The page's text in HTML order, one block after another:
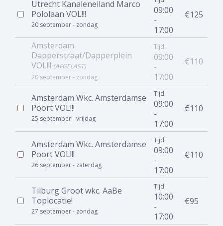
Utrecht Kanaleneiland Marco
Pololaan VOL!!!
20 september - zondag
09:00
-
17:00
€125
Amsterdam
Dapperstraat/Dapperplein
VOL!!! (AFGELAST)
20 september - zondag
Tijd:
09:00
-
17:00
€110
Amsterdam Wkc. Amsterdamse
Poort VOL!!!
25 september - vrijdag
Tijd:
09:00
-
17:00
€110
Amsterdam Wkc. Amsterdamse
Poort VOL!!!
26 september - zaterdag
Tijd:
09:00
-
17:00
€110
Tilburg Groot wkc. AaBe
Toplocatie!
27 september - zondag
Tijd:
10:00
-
17:00
€95